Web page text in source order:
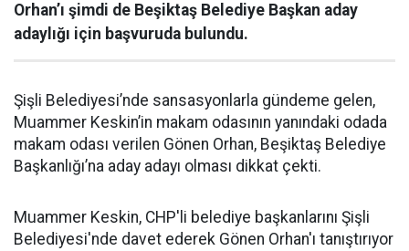
Orhan’ı şimdi de Beşiktaş Belediye Başkan aday
adaylığı için başvuruda bulundu.
Şişli Belediyesi’nde sansasyonlarla gündeme gelen,
Muammer Keskin’in makam odasının yanındaki odada
makam odası verilen Gönen Orhan, Beşiktaş Belediye
Başkanlığı’na aday adayı olması dikkat çekti.
Muammer Keskin, CHP'li belediye başkanlarını Şişli
Belediyesi'nde davet ederek Gönen Orhan'ı tanıştırıyor